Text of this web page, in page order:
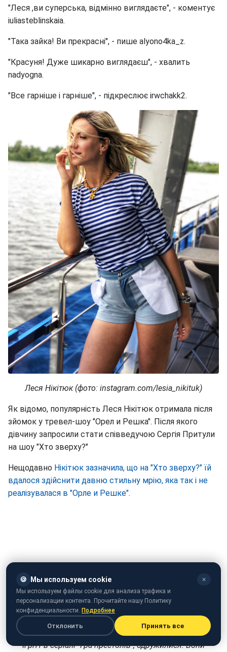
"Леся ,ви суперська, відмінно виглядаєте", - коментує
iuliasteblinskaia.
"Така зайка! Ви прекрасні", - пише alyono4ka_z.
"Красуня! Дуже шикарно виглядаєш", - хвалить
nadyogna.
"Все гарніше і гарніше", - підкреслює irwchakk2.
Леся Нікітюк (фото: instagram.com/lesia_nikituk)
Як відомо, популярність Леся Нікітюк отримала після
зйомок у тревел-шоу "Орел и Решка". Після якого
дівчину запросили стати співведучою Сергія Притули
на шоу "Хто зверху?"
Нещодавно Нікітюк зазначила, що на "Хто зверху?" їй
вдалося здійснити давню стильну мрію, яка так і не
реалізувалася в "Орле и Решке".
Кіт Харінгтон і Роуз Леслі, які зіграли Джона Сноу і дику
Ігрітт в серіалі "Гра престолів", одружилися. Вони
🍪 Мы используем cookie ✕
Мы используем файлы cookie для анализа трафика и
персонализации контента. Прочитайте нашу Политику
конфиденциальности. Подробнее
Отклонить Принять все